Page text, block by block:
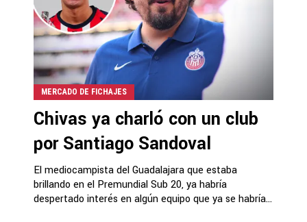
MERCADO DE FICHAJES
Chivas ya charló con un club
por Santiago Sandoval
El mediocampista del Guadalajara que estaba
brillando en el Premundial Sub 20, ya habría
despertado interés en algún equipo que ya se habría...